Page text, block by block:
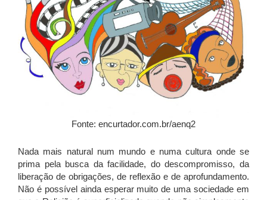
Fonte: encurtador.com.br/aenq2
Nada mais natural num mundo e numa cultura onde se
prima pela busca da facilidade, do descompromisso, da
liberação de obrigações, de reflexão e de aprofundamento.
Não é possível ainda esperar muito de uma sociedade em